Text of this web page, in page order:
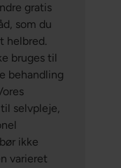
gratis
som du
helbred.
bruges til
behandling
selvpleje,
ikke
varieret